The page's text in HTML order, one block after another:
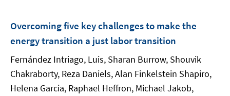
Overcoming five key challenges to make the
energy transition a just labor transition
Fernández Intriago, Luis, Sharan Burrow, Shouvik
Chakraborty, Reza Daniels, Alan Finkelstein Shapiro,
Helena Garcia, Raphael Heffron, Michael Jakob,